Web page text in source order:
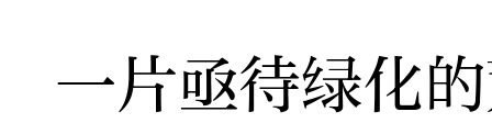
一片亟待绿化